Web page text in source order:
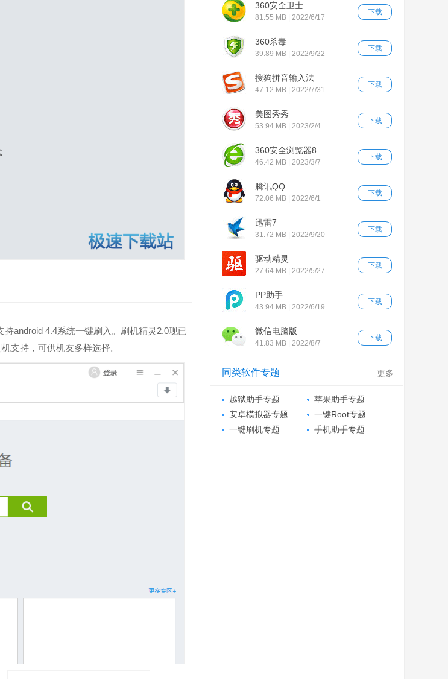
android 4.4系统一键刷入。刷机精灵2.0现已
支持，可供机友多样选择。
下载
360安全卫士
81.55 MB | 2022/6/17
下载
360杀毒
39.89 MB | 2022/9/22
下载
搜狗拼音输入法
47.12 MB | 2022/7/31
下载
美图秀秀
53.94 MB | 2023/2/4
下载
360安全浏览器8
46.42 MB | 2023/3/7
下载
腾讯QQ
72.06 MB | 2022/6/1
下载
迅雷7
31.72 MB | 2022/9/20
下载
驱动精灵
27.64 MB | 2022/5/27
下载
PP助手
43.94 MB | 2022/6/19
下载
微信电脑版
41.83 MB | 2022/8/7
更多
同类软件专题
越狱助手专题
苹果助手专题
安卓模拟器专题
一键Root专题
一键刷机专题
手机助手专题